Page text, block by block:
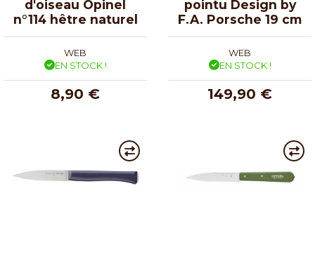
d'oiseau Opinel
n°114 hêtre naturel
WEB
EN STOCK !
8,90 €
pointu Design by
F.A. Porsche 19 cm
WEB
EN STOCK !
149,90 €